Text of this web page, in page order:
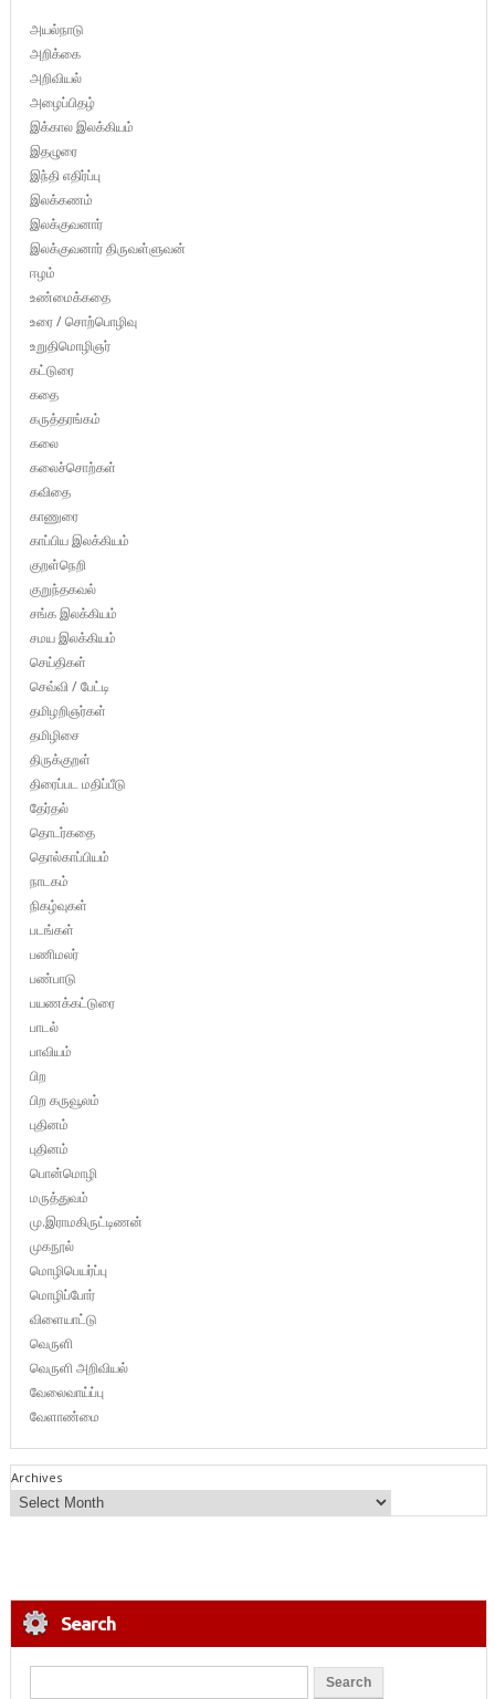
அயல்நாடு
அறிக்கை
அறிவியல்
அழைப்பிதழ்
இக்கால இலக்கியம்
இதழுரை
இந்தி எதிர்ப்பு
இலக்கணம்
இலக்குவனார்
இலக்குவனார் திருவள்ளுவன்
ஈழம்
உண்மைக்கதை
உரை / சொற்பொழிவு
உறுதிமொழிஞர்
கட்டுரை
கதை
கருத்தரங்கம்
கலை
கலைச்சொற்கள்
கவிதை
காணுரை
காப்பிய இலக்கியம்
குறள்நெறி
குறுந்தகவல்
சங்க இலக்கியம்
சமய இலக்கியம்
செய்திகள்
செவ்வி / பேட்டி
தமிழறிஞர்கள்
தமிழிசை
திருக்குறள்
திரைப்பட மதிப்பீடு
தேர்தல்
தொடர்கதை
தொல்காப்பியம்
நாடகம்
நிகழ்வுகள்
படங்கள்
பணிமலர்
பண்பாடு
பயணக்கட்டுரை
பாடல்
பாவியம்
பிற
பிற கருவூலம்
புதினம்
புதினம்
பொன்மொழி
மருத்துவம்
மு.இராமகிருட்டிணன்
முகநூல்
மொழிபெயர்ப்பு
மொழிப்போர்
விளையாட்டு
வெருளி
வெருளி அறிவியல்
வேலைவாய்ப்பு
வேளாண்மை
Archives
Search